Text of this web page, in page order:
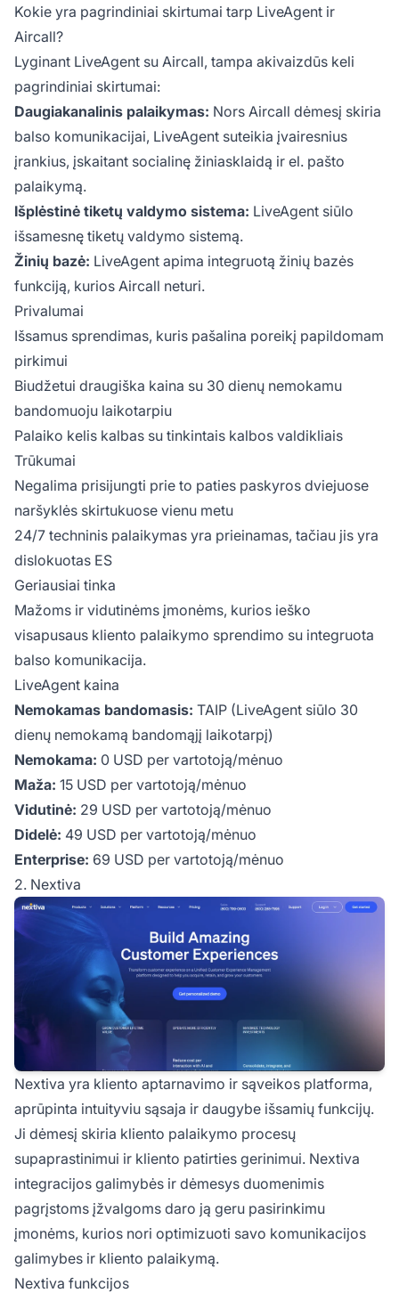
Kokie yra pagrindiniai skirtumai tarp LiveAgent ir
Aircall?
Lyginant LiveAgent su Aircall, tampa akivaizdūs keli
pagrindiniai skirtumai:
Daugiakanalinis palaikymas: Nors Aircall dėmesį skiria
balso komunikacijai, LiveAgent suteikia įvairesnius
įrankius, įskaitant socialinę žiniasklaidą ir el. pašto
palaikymą.
Išplėstinė tiketų valdymo sistema: LiveAgent siūlo
išsamesnę tiketų valdymo sistemą.
Žinių bazė: LiveAgent apima integruotą žinių bazės
funkciją, kurios Aircall neturi.
Privalumai
Išsamus sprendimas, kuris pašalina poreikį papildomam
pirkimui
Biudžetui draugiška kaina su 30 dienų nemokamu
bandomuoju laikotarpiu
Palaiko kelis kalbas su tinkintais kalbos valdikliais
Trūkumai
Negalima prisijungti prie to paties paskyros dviejuose
naršyklės skirtukuose vienu metu
24/7 techninis palaikymas yra prieinamas, tačiau jis yra
dislokuotas ES
Geriausiai tinka
Mažoms ir vidutinėms įmonėms, kurios ieško
visapusaus kliento palaikymo sprendimo su integruota
balso komunikacija.
LiveAgent kaina
Nemokamas bandomasis: TAIP (LiveAgent siūlo 30
dienų nemokamą bandomąjį laikotarpį)
Nemokama: 0 USD per vartotoją/mėnuo
Maža: 15 USD per vartotoją/mėnuo
Vidutinė: 29 USD per vartotoją/mėnuo
Didelė: 49 USD per vartotoją/mėnuo
Enterprise: 69 USD per vartotoją/mėnuo
2. Nextiva
Nextiva yra kliento aptarnavimo ir sąveikos platforma,
aprūpinta intuityviu sąsaja ir daugybe išsamių funkcijų.
Ji dėmesį skiria kliento palaikymo procesų
supaprastinimui ir kliento patirties gerinimui. Nextiva
integracijos galimybės ir dėmesys duomenimis
pagrįstoms įžvalgoms daro ją geru pasirinkimu
įmonėms, kurios nori optimizuoti savo komunikacijos
galimybes ir kliento palaikymą.
Nextiva funkcijos